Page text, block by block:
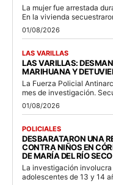
La mujer fue arrestada
En la vivienda
01/08/2026
LAS VARILLAS
LAS VARILLAS:
MARIHUANA Y
La Fuerza Policial
mes de investigación.
01/08/2026
POLICIALES
DESBARATARON UNA
CONTRA NIÑOS EN
DE MARÍA DEL RÍO SECO
La investigación
adolescentes de 13 y 14